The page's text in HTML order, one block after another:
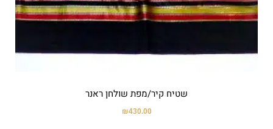
שטיח קיר/מפת שולחן ראנר
₪430.00